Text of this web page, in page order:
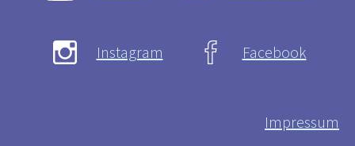
Instagram Facebook
Impressum